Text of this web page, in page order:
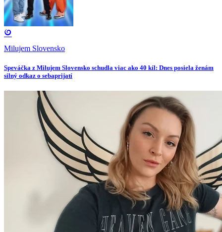
Milujem Slovensko
Speváčka z Milujem Slovensko schudla viac ako 40 kíl: Dnes posiela ženám
silný odkaz o sebaprijatí